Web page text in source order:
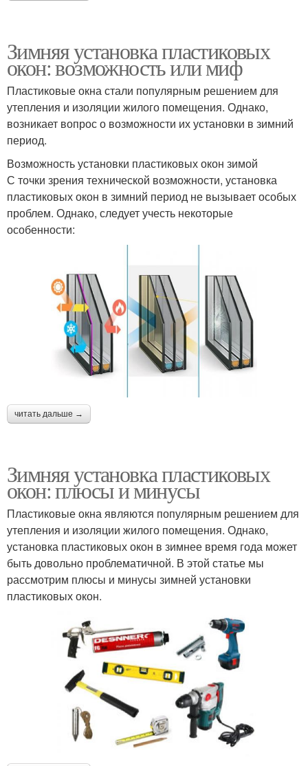
Зимняя установка пластиковых
окон: возможность или миф
Пластиковые окна стали популярным решением для
утепления и изоляции жилого помещения. Однако,
возникает вопрос о возможности их установки в зимний
период.
Возможность установки пластиковых окон зимой
С точки зрения технической возможности, установка
пластиковых окон в зимний период не вызывает особых
проблем. Однако, следует учесть некоторые
особенности:
читать дальше →
Зимняя установка пластиковых
окон: плюсы и минусы
Пластиковые окна являются популярным решением для
утепления и изоляции жилого помещения. Однако,
установка пластиковых окон в зимнее время года может
быть довольно проблематичной. В этой статье мы
рассмотрим плюсы и минусы зимней установки
пластиковых окон.